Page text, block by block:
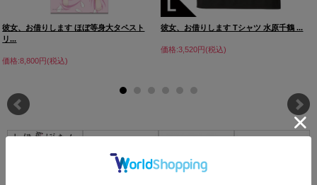
彼女、お借りします ほぼ等身大タペスト
リ...
価格:8,800円(税込)
彼女、お借りします Tシャツ 水原千鶴 ...
価格:3,520円(税込)